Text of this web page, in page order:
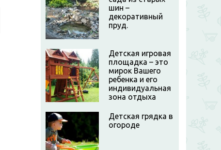
шин –
декоративный
пруд.
Детская игровая
площадка – это
мирок Вашего
ребенка и его
индивидуальная
зона отдыха
Детская грядка в
огороде